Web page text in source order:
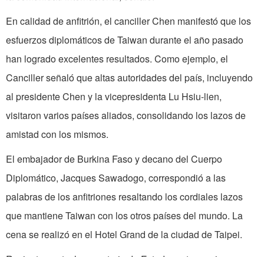
En calidad de anfitrión, el canciller Chen manifestó que los
esfuerzos diplomáticos de Taiwan durante el año pasado
han logrado excelentes resultados. Como ejemplo, el
Canciller señaló que altas autoridades del país, incluyendo
al presidente Chen y la vicepresidenta Lu Hsiu-lien,
visitaron varios países aliados, consolidando los lazos de
amistad con los mismos.
El embajador de Burkina Faso y decano del Cuerpo
Diplomático, Jacques Sawadogo, correspondió a las
palabras de los anfitriones resaltando los cordiales lazos
que mantiene Taiwan con los otros países del mundo. La
cena se realizó en el Hotel Grand de la ciudad de Taipei.